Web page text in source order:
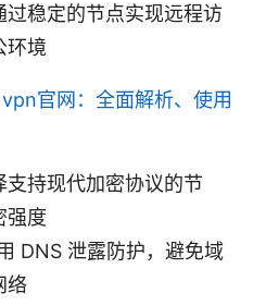
过稳定的节点实现远程访
环境
官网：全面解析、使用
持现代加密协议的节
强度
DNS 泄露防护，避免域
络